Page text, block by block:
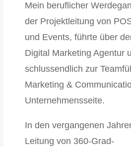
Mein beruflicher
der Projektleitung von
und Events, führte über
Digital Marketing Agentur
schlussendlich zur
Marketing &
Unternehmensseite.
In den vergangenen
Leitung von 360-Grad-